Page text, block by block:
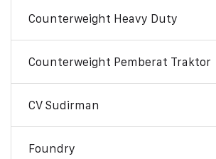
Counterweight Heavy Duty
Counterweight Pemberat Traktor
CV Sudirman
Foundry